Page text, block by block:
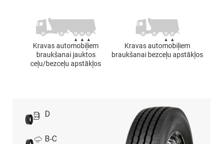
Kravas automobiļiem
braukšanai jauktos
ceļu/bezceļu apstākļos
Kravas automobiļiem
braukšanai bezceļu apstākļos
D
B-C